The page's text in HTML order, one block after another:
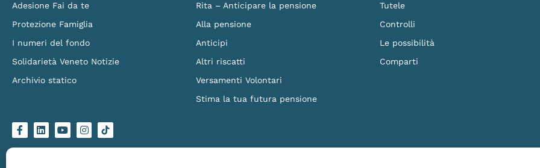
Adesione Fai da te
Protezione Famiglia
I numeri del fondo
Solidarietà Veneto Notizie
Archivio statico
c
e
b
n
k
e
u
t
u
s
t
a
g
o
-
Rita – Anticipare la pensione
Alla pensione
Anticipi
Altri riscatti
Versamenti Volontari
Stima la tua futura pensione
Tutele
Controlli
Le possibilità
Comparti